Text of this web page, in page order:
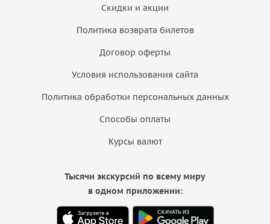
Скидки и акции
Политика возврата билетов
Договор оферты
Условия использования сайта
Политика обработки персональных данных
Способы оплаты
Курсы валют
Тысячи экскурсий по всему миру
в одном приложении: